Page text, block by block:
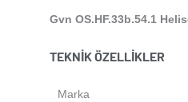
Gvn OS.HF.33b.54.1
TEKNIK ÖZELLIKLER
Marka